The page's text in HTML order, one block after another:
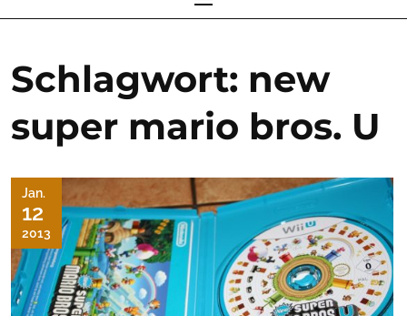
Schlagwort: new
super mario bros. U
Jan.
12
2013